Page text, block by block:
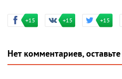
+15 +15 +15
Нет комментариев,